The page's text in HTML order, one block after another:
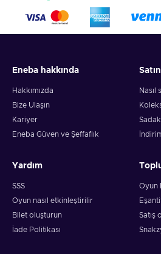
Eneba hakkında
Hakkımızda
Bize Ulaşın
Kariyer
Eneba Güven ve Şeffaflık
Nasıl
Yardım
SSS
Oyun nasıl etkinleştirilir
Bilet oluşturun
İade Politikası
Oyun
Satış